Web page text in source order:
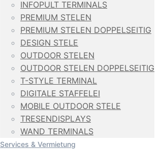
INFOPULT TERMINALS
PREMIUM STELEN
PREMIUM STELEN DOPPELSEITIG
DESIGN STELE
OUTDOOR STELEN
OUTDOOR STELEN DOPPELSEITIG
T-STYLE TERMINAL
DIGITALE STAFFELEI
MOBILE OUTDOOR STELE
TRESENDISPLAYS
WAND TERMINALS
Services & Vermietung